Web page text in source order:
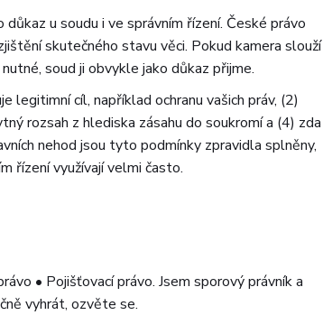
u soudu i ve správním řízení. České právo
skutečného stavu věci. Pokud kamera slouží
soud ji obvykle jako důkaz přijme.
legitimní cíl, například ochranu vašich práv, (2)
rozsah z hlediska zásahu do soukromí a (4) zda
nehod jsou tyto podmínky zpravidla splněny,
řízení využívají velmi často.
• Pojišťovací právo. Jsem sporový právník a
vyhrát, ozvěte se.
Nezařazené soubory
jako je přihlášení uživatele a správa účtu. Webové
Vyprší
Popis
Zavřením prohlížeče